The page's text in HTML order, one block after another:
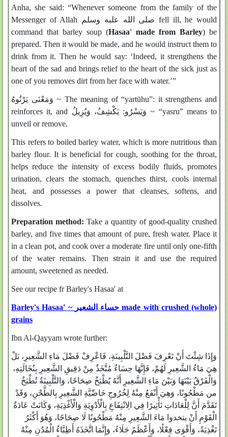
Anha, she said: “Whenever someone from the family of the
Messenger of Allah صلى الله علبه وسلم fell ill, he would
command that barley soup (Hasaa' made from Barley) be
prepared. Then it would be made, and he would instruct them to
drink from it. Then he would say: ‘Indeed, it strengthens the
heart of the sad and brings relief to the heart of the sick just as
one of you removes dirt from her face with water.’”
وَمَعْنَى يَرْتُوهُ ~ The meaning of “yartūhu”: it strengthens and
reinforces it, and وَيَسْرُو: يَكْشِفُ، وَيُزِيلُ ~ “yasru” means to
unveil or remove.
This refers to boiled barley water, which is more nutritious than
barley flour. It is beneficial for cough, soothing for the throat,
helps reduce the intensity of excess bodily fluids, promotes
urination, clears the stomach, quenches thirst, cools internal
heat, and possesses a power that cleanses, softens, and
dissolves.
Preparation method: Take a quantity of good-quality crushed
barley, and five times that amount of pure, fresh water. Place it
in a clean pot, and cook over a moderate fire until only one-fifth
of the water remains. Then strain it and use the required
amount, sweetened as needed.
See our recipe fr Barley's Hasaa' at
Barley's Hasaa' ~ حساء الشعير made with crushed (whole)
grains
Ibn Al-Qayyam wrote further:
وَإِذَا شِئْتَ أَنْ تَعْرِفَ فَضْلَ التَّلْبِينَةِ، فَاعْرِفْ فَضْلَ مَاءِ الشَّعِيرِ، بَلْ
هِيَ مَاءُ الشَّعِيرِ لَهُمْ، فَإِنَّهَا حِسَاءٌ مُتَّخَذٌ مِنْ دَقِيقِ الشَّعِيرِ بِنُخَالَتِهِ،
وَالْفَرْقُ بَيْنَهَا وَبَيْنَ مَاءِ الشَّعِيرِ أَنَّهُ يُطْبَخُ صِحَاحًا، وَالتَّلْبِينَةُ تُطْبَخُ
من مَطْحُونًا، وَهِيَ أَنْفَعُ مِنْهُ لِخُرُوجِ خَاصِّيَّةِ الشَّعِيرِ بِالطَّحْنِ، وَقَدْ
تَقَدَّمَ أَنَّ لِلْعَادَاتِ تَأْثِيرًا فِي الِانْتِفَاعِ بِالْأَدْوِيَةِ وَالْأَغْذِيَةِ، وَكَانَتْ عَادَةُ
الْقَوْمِ أَنْ يتخدوا مَاءَ الشَّعِيرِ مِنْهُ مَطْحُونًا لَا صِحَاحًا، وَهُوَ أَكْثَرُ
تَغْذِيَةً، وَأَقْوَى فِعْلًا، وَأَعْظَمُ جَلَاءً، وَإِنَّمَا اتَّخَذَهُ أَطِبَّاءُ الْمُدُنِ مِنْهُ